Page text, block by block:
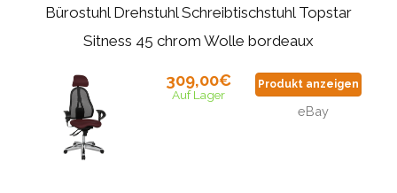
Bürostuhl Drehstuhl Schreibtischstuhl Topstar
Sitness 45 chrom Wolle bordeaux
309,00€
Auf Lager
Produkt anzeigen
eBay